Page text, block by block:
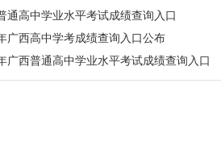
通高中学业水平考试成绩查询入口
广西高中学考成绩查询入口公布
广西普通高中学业水平考试成绩查询入口